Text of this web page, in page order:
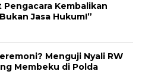
Kembalikan
Jasa Hukum!”
Menguji Nyali RW
Membeku di Polda